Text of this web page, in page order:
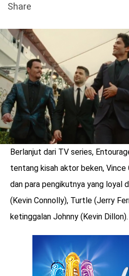
benefit
menarik
LOGIN
Share
Berlanjut dari TV series,
tentang kisah aktor beken, Vince
dan para pengikutnya yang loyal
(Kevin Connolly), Turtle (Jerry
ketinggalan Johnny (Kevin Dillon).